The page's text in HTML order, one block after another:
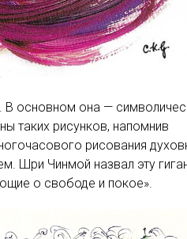
В основном она —
таких рисунков, напомнив
рисования
Шри Чинмой назвал эту
о свободе и покое».